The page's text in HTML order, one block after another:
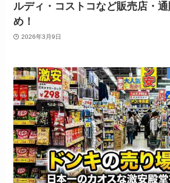
ルディ・コストコなど販売店・
め！
2026年3月9日